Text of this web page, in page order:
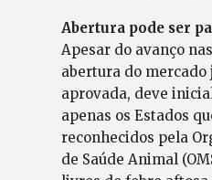
Abertura pode ser
Apesar do avanço
abertura do mercado
aprovada, deve
apenas os Estados
reconhecidos pela
de Saúde Animal